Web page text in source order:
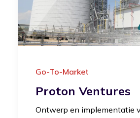
Go-To-Market
Proton Ventures
Ontwerp en implementatie